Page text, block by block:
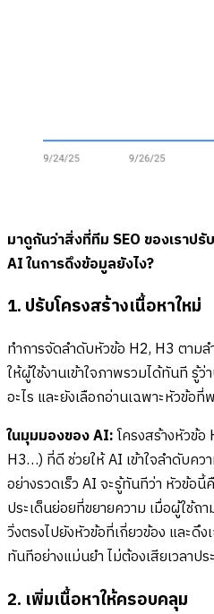
มาดูกันว่าสิ่งที่ทีม SEO ของเราป
AI ในการดึงข้อมูลยังไง?
1. ปรับโครงสร้างเนื้อหาใหม่
ทำการจัดลำดับหัวข้อ H2, H3 ตาม
ให้ผู้ใช้งานเข้าใจภาพรวมได้ทันที รู้
อะไร และยังเลือกอ่านเฉพาะหัวข้อที่
ในมุมมองของ AI:โครงสร้างหัวข้
H3…) ที่ดี ช่วยให้ AI เข้าใจลำดับค
อย่างรวดเร็ว AI จะรู้ทันทีว่า หัวข้อ
ประเด็นย่อยที่ขยายความ เมื่อผู้ใช้ถ
วิ่งตรงไปยังหัวข้อที่เกี่ยวข้อง และดึ
ทันทีอย่างแม่นยำ ไม่ต้องเสียเวลาป
2. เพิ่มเนื้อหาให้ครอบคลุม